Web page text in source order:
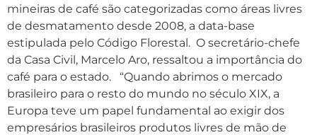
mineiras de café são categorizadas como áreas livres
de desmatamento desde 2008, a data-base
estipulada pelo Código Florestal. O secretário-chefe
da Casa Civil, Marcelo Aro, ressaltou a importância do
café para o estado. “Quando abrimos o mercado
brasileiro para o resto do mundo no século XIX, a
Europa teve um papel fundamental ao exigir dos
empresários brasileiros produtos livres de mão de